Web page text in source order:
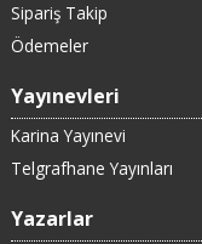
Sipariş Takip
Ödemeler
Yayınevleri
Karina Yayınevi
Telgrafhane Yayınları
Yazarlar